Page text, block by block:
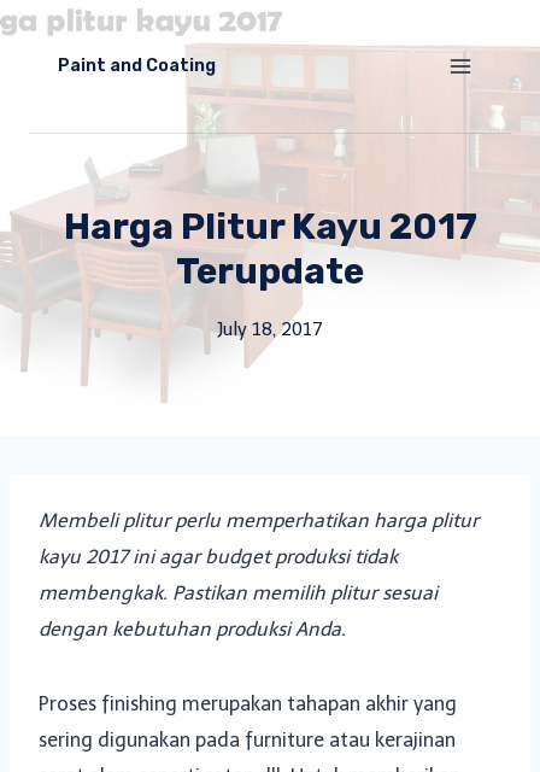
Skip
Paint and Coating
Harga Plitur Kayu 2017
Terupdate
July 18, 2017
Membeli plitur perlu memperhatikan harga plitur
kayu 2017 ini agar budget produksi tidak
membengkak. Pastikan memilih plitur sesuai
dengan kebutuhan produksi Anda.
Proses finishing merupakan tahapan akhir yang
sering digunakan pada furniture atau kerajinan